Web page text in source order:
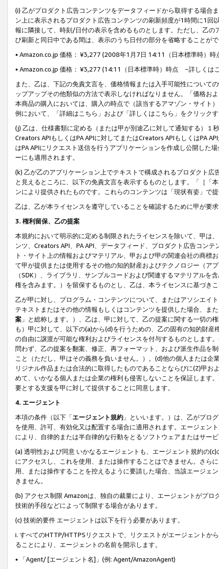
(i) 乙がプロダクト広告コンテンツをデータフィードから取得する場合
ン上に表示されるプロダクト広告コンテンツの刷新頻度が1時間に1
報に隣接して、時刻/日付の表示を含めるものとします。ただし、乙
び刷新と同日中である間は、表示のうち日付の部分を省略することが
• Amazon.co.jp 価格： ¥3,277 (2008年1月7日 14:11（日本標準時）
• Amazon.co.jp 価格： ¥3,277 (14:11（日本標準時）時点 −詳しくは
また、乙は、下記の免責文言を、価格情報または入手可能性について
ップアップその他類似の方法で表示しなければなりません。「価格
本商品の購入においては、購入の時点で（該当するアマゾン・サイト
例において、「詳細はこちら」および「詳しくはこちら」をクリック
(j) 乙は、仕様書類に定める（または甲が別途乙に対して通知する）
Creators APIもしくはPA APIに対してまたはCreators APIもしくはPA
はPA APIにリクエスト送信を行うアプリケーションを作成し公開した
ーにも適用されます。
(k) 乙が乙のアプリケーション上でテキストで構成されるプロダクト
と見えるところに、以下の免責文言を表示するものとします。「［「
ンにより提供されたものです。これらのコンテンツは「現状有姿」で
乙は、乙が本ライセンスを遵守していることを確認するために甲が要
3. 権利留保、乙の提案
本規約において明示的に定める制限されたライセンスを除いて、甲は
ンツ、Creators API、PA API、データフィード、プロダクト広告コン
ト・サイト上の情報およびマテリアル、甲および甲の関連会社の商
て甲が提供または使用するその他の知的財産およびテクノロジー（ア
（SDK）、ライブラリ、サンプルコードおよび関連するマテリアル
権を含みます。）を留保するものとし、乙は、本ライセンスに基づき
乙が甲に対し、プログラム・コンテンツについて、またはアソシエイ
テキストまたはその他の情報もしくはコンテンツを提供した場合、ま
案 」と総称します。）、乙は、甲に対して、乙の提案に関する一切
も）甲に対して、以下の(a)から(d)を行うための、乙の固有の知的財
の自由に譲渡が可能な権利およびライセンスを付与するものとします
問わず、乙の提案を翻案、修正、再フォーマット、および派生作品を
こと（ただし、甲はその義務を負いません。）。(d)他の個人または
リジナル作品または合法的に取得したものであることならびに(Z)甲
めて、いかなる個人または企業の権利も侵害しないことを保証します
要とする支援を甲に対して提供することに同意します。
4. エージェント
本項の条件（以下「エージェント規約 」といいます。）は、乙がプロ
を使用、許可、有効化又は配置する場合に適用されます。エージェン
により、自律的または半自律的な行動をとるソフトウェアまたはサー
(a) 透明性および同意 いかなるエージェントも、エージェント規約の
にアクセスし、これを使用、または操作することはできません。さら
用、または操作することを控えるように要請した場合、当該エージェ
きません。
(b) アクセス制限 Amazonは、独自の裁量により、エージェントがプ
技術的手段などによって制限する場合があります。
(c) 技術的要件 エージェントは以下を行う必要があります。
i. すべてのHTTP/HTTPSリクエストで、リクエストがエージェントか
ることにより、エージェントの名前を開示します。
• 「Agent/ [エージェント名]」(例: Agent/AmazonAgent)